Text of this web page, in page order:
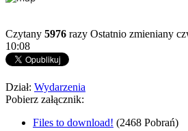
Czytany 5976 razy Ostatnio zmieniany
10:08
Dział: Wydarzenia
Pobierz załącznik:
Files to download! (2468 Pobrań)